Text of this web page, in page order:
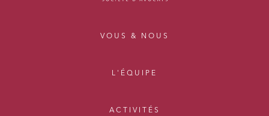
VOUS & NOUS
L'ÉQUIPE
ACTIVITÉS